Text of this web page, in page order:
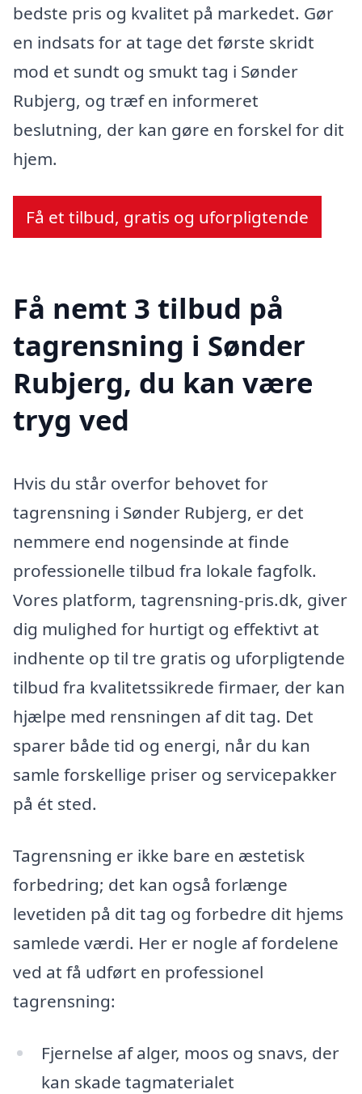
bedste pris og kvalitet på markedet. Gør
en indsats for at tage det første skridt
mod et sundt og smukt tag i Sønder
Rubjerg, og træf en informeret
beslutning, der kan gøre en forskel for dit
hjem.
Få et tilbud, gratis og uforpligtende
Få nemt 3 tilbud på
tagrensning i Sønder
Rubjerg, du kan være
tryg ved
Hvis du står overfor behovet for
tagrensning i Sønder Rubjerg, er det
nemmere end nogensinde at finde
professionelle tilbud fra lokale fagfolk.
Vores platform, tagrensning-pris.dk, giver
dig mulighed for hurtigt og effektivt at
indhente op til tre gratis og uforpligtende
tilbud fra kvalitetssikrede firmaer, der kan
hjælpe med rensningen af dit tag. Det
sparer både tid og energi, når du kan
samle forskellige priser og servicepakker
på ét sted.
Tagrensning er ikke bare en æstetisk
forbedring; det kan også forlænge
levetiden på dit tag og forbedre dit hjems
samlede værdi. Her er nogle af fordelene
ved at få udført en professionel
tagrensning:
Fjernelse af alger, moos og snavs, der
kan skade tagmaterialet